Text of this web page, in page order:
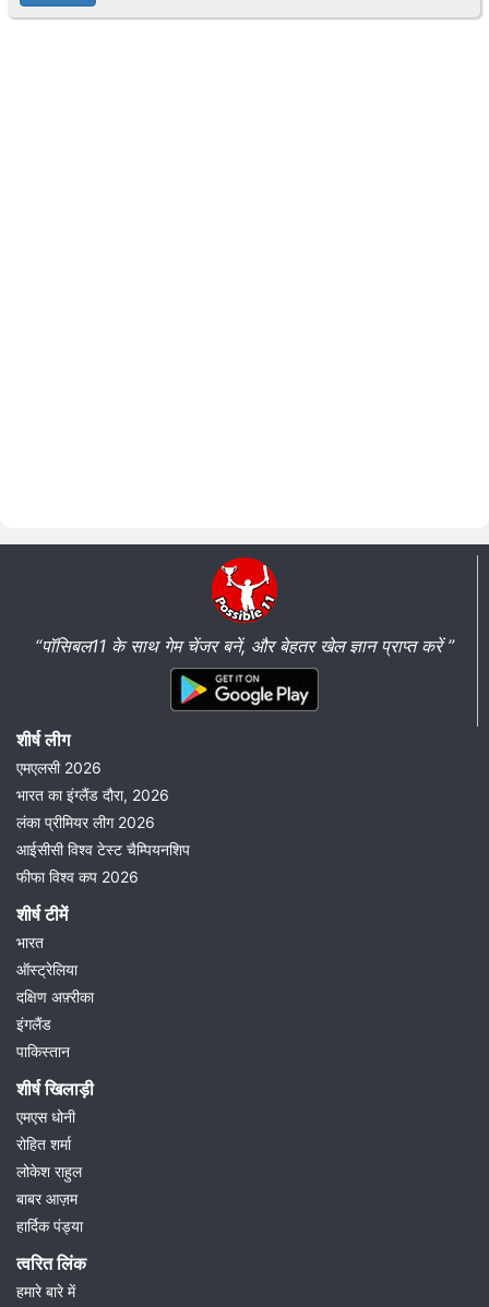
“पॉसिबल11 के साथ गेम चेंजर बनें, और बेहतर खेल ज्ञान प्राप्त करें ”
शीर्ष लीग
एमएलसी 2026
भारत का इंग्लैंड दौरा, 2026
लंका प्रीमियर लीग 2026
आईसीसी विश्व टेस्ट चैम्पियनशिप
फीफा विश्व कप 2026
शीर्ष टीमें
भारत
ऑस्ट्रेलिया
दक्षिण अफ़्रीका
इंगलैंड
पाकिस्तान
शीर्ष खिलाड़ी
एमएस धोनी
रोहित शर्मा
लोकेश राहुल
बाबर आज़म
हार्दिक पंड्या
त्वरित लिंक
हमारे बारे में